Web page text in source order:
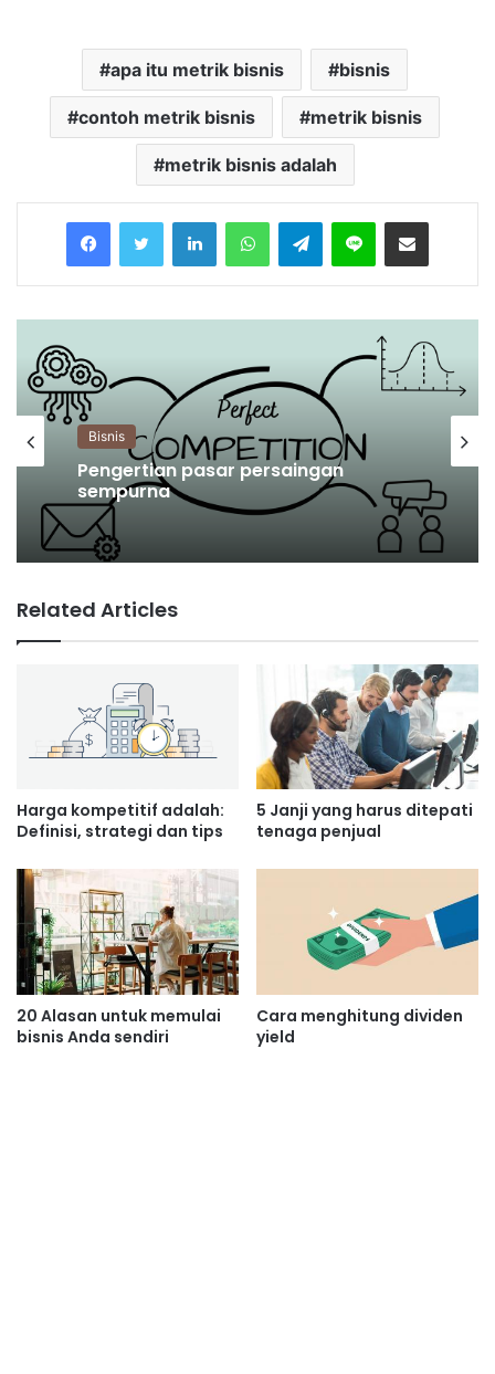
apa itu metrik bisnis bisnis
contoh metrik bisnis metrik bisnis
metrik bisnis adalah
Telegram
Pengertian pasar persaingan
Bisnis
Apa itu biaya marjinal produksi?
Related Articles
Harga kompetitif adalah:
Definisi, strategi dan tips
5 Janji yang harus ditepati
tenaga penjual
20 Alasan untuk memulai
bisnis Anda sendiri
Cara menghitung dividen
yield